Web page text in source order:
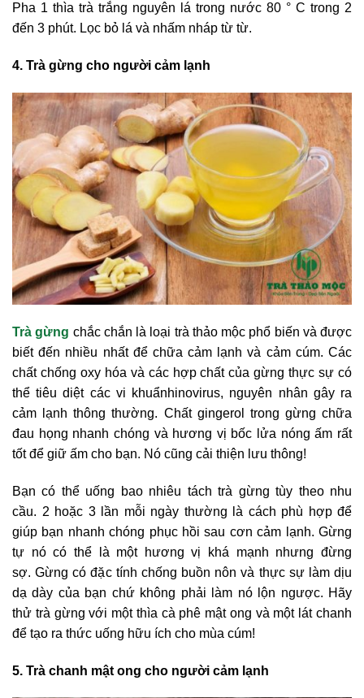
Pha 1 thìa trà trắng nguyên lá trong nước 80 ° C trong 2
đến 3 phút. Lọc bỏ lá và nhấm nháp từ từ.
4. Trà gừng cho người cảm lạnh
Trà gừng chắc chắn là loại trà thảo mộc phổ biến và được
biết đến nhiều nhất để chữa cảm lạnh và cảm cúm. Các
chất chống oxy hóa và các hợp chất của gừng thực sự có
thể tiêu diệt các vi khuẩnhinovirus, nguyên nhân gây ra
cảm lạnh thông thường. Chất gingerol trong gừng chữa
đau họng nhanh chóng và hương vị bốc lửa nóng ấm rất
tốt để giữ ấm cho bạn. Nó cũng cải thiện lưu thông!
Bạn có thể uống bao nhiêu tách trà gừng tùy theo nhu
cầu. 2 hoặc 3 lần mỗi ngày thường là cách phù hợp để
giúp bạn nhanh chóng phục hồi sau cơn cảm lạnh. Gừng
tự nó có thể là một hương vị khá mạnh nhưng đừng
sợ. Gừng có đặc tính chống buồn nôn và thực sự làm dịu
dạ dày của bạn chứ không phải làm nó lộn ngược. Hãy
thử trà gừng với một thìa cà phê mật ong và một lát chanh
để tạo ra thức uống hữu ích cho mùa cúm!
5. Trà chanh mật ong cho người cảm lạnh